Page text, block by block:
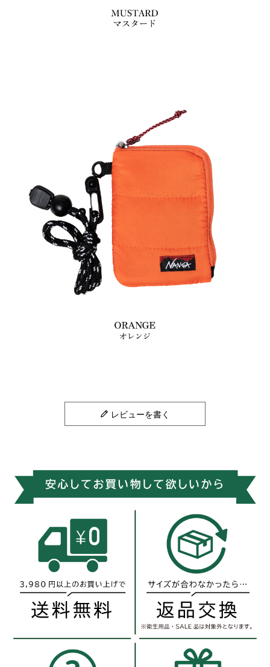
レビューを書く